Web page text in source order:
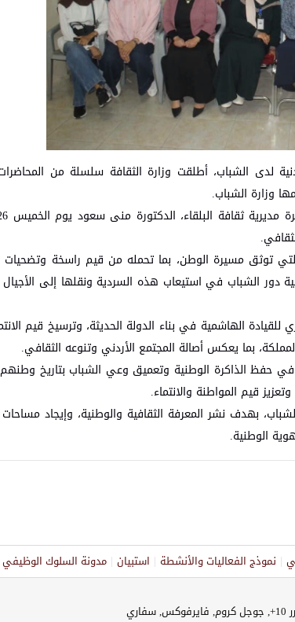
لدى الشباب، أطلقت وزارة الثقافة سلسلة من
وزارة الشباب.
التي توثق مسيرة الوطن، بما تحمله من قيم راسخة
دور الشباب في استيعاب هذه السردية ونقلها إلى
للقيادة الهاشمية في بناء الدولة الحديثة، وترسيخ قيم
بما يعكس أصالة المجتمع الأردني وتنوعه الثقافي.
حفظ الذاكرة الوطنية وتعميق وعي الشباب بتاريخ
قيم المواطنة والانتماء.
بهدف نشر المعرفة الثقافية والوطنية، وإيجاد
الوطنية.
نموذج الفعاليات والأنشطة استبيان مدونة السلوك الوظيفي